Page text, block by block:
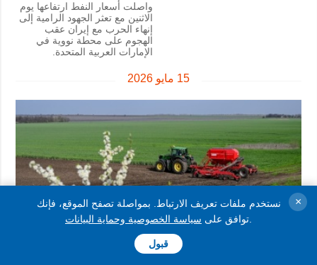
واصلت أسعار النفط ارتفاعها يوم
الاثنين مع تعثر الجهود الرامية إلى
إنهاء الحرب مع إيران عقب
الهجوم على محطة نووية في
الإمارات العربية المتحدة.
15 مايو 2026
نستخدم ملفات تعريف الارتباط. بمواصلة تصفح الموقع، فإنك
توافق على سياسة الخصوصية وحماية البيانات
قبول
×